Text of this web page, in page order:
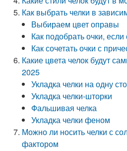
Как выбрать челки в
Выбираем цвет оправы
Как подобрать очки, если
Как сочетать очки с
Какие цвета челок будут
2025
Укладка челки на одну
Укладка челки-шторки
Фальшивая челка
Укладка челки феном
Можно ли носить челки с
фактором